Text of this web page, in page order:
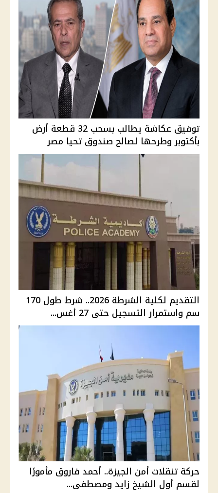
توفيق عكاشة يطالب بسحب 32 قطعة أرض
بأكتوبر وطرحها لصالح صندوق تحيا مصر
التقديم لكلية الشرطة 2026.. شرط طول 170
سم واستمرار التسجيل حتى 27 أغس...
حركة تنقلات أمن الجيزة.. أحمد فاروق مأمورًا
لقسم أول الشيخ زايد ومصطفى...